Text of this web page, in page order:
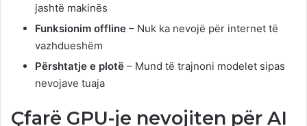
jashtë makinës
Funksionim offline – Nuk ka nevojë për internet të
vazhdueshëm
Përshtatje e plotë – Mund të trajnoni modelet sipas
nevojave tuaja
Çfarë GPU-je nevojiten për AI